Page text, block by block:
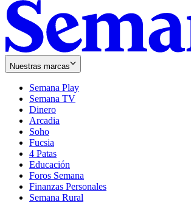
Nuestras marcas
Semana Play
Semana TV
Dinero
Arcadia
Soho
in
new
window
Fucsia
in
new
window
4 Patas
Educación
Foros Semana
Finanzas Personales
Semana Rural